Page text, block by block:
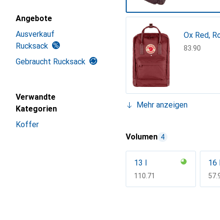
Angebote
Ausverkauf
Rucksack
Gebraucht Rucksack
Verwandte
Kategorien
Koffer
Ox Red,
CHF
83.90
Mehr anzeigen
Volumen 4
13 l
CHF
110.71
16 l
CHF